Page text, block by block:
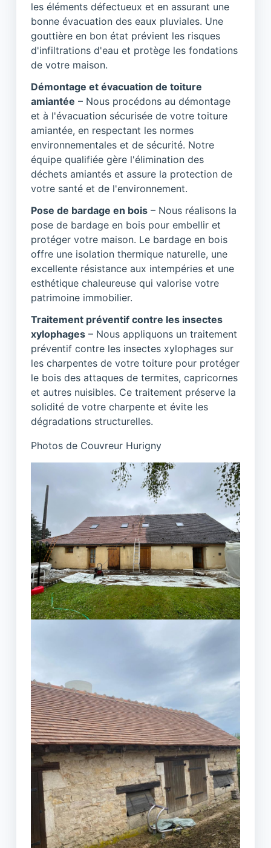
les éléments défectueux et en assurant une
bonne évacuation des eaux pluviales. Une
gouttière en bon état prévient les risques
d'infiltrations d'eau et protège les fondations
de votre maison.
Démontage et évacuation de toiture
amiantée – Nous procédons au démontage
et à l'évacuation sécurisée de votre toiture
amiantée, en respectant les normes
environnementales et de sécurité. Notre
équipe qualifiée gère l'élimination des
déchets amiantés et assure la protection de
votre santé et de l'environnement.
Pose de bardage en bois – Nous réalisons la
pose de bardage en bois pour embellir et
protéger votre maison. Le bardage en bois
offre une isolation thermique naturelle, une
excellente résistance aux intempéries et une
esthétique chaleureuse qui valorise votre
patrimoine immobilier.
Traitement préventif contre les insectes
xylophages – Nous appliquons un traitement
préventif contre les insectes xylophages sur
les charpentes de votre toiture pour protéger
le bois des attaques de termites, capricornes
et autres nuisibles. Ce traitement préserve la
solidité de votre charpente et évite les
dégradations structurelles.
Photos de Couvreur Hurigny